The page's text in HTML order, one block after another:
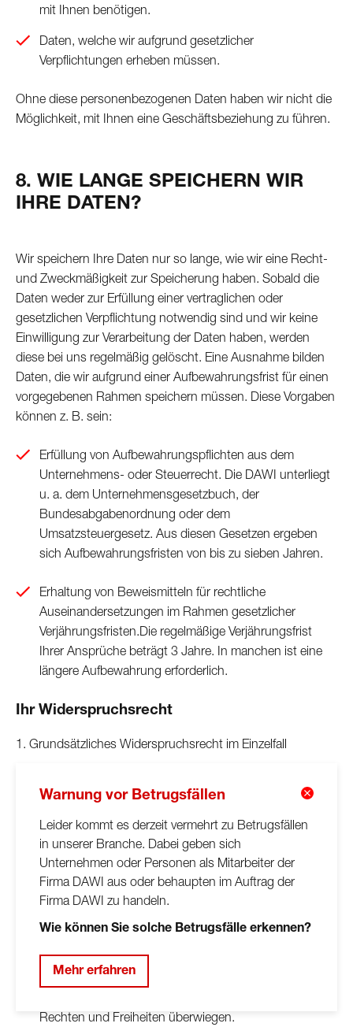
mit Ihnen benötigen.
Daten, welche wir aufgrund gesetzlicher
Verpflichtungen erheben müssen.
Ohne diese personenbezogenen Daten haben wir nicht die
Möglichkeit, mit Ihnen eine Geschäftsbeziehung zu führen.
8. WIE LANGE SPEICHERN WIR
IHRE DATEN?
Wir speichern Ihre Daten nur so lange, wie wir eine Recht-
und Zweckmäßigkeit zur Speicherung haben. Sobald die
Daten weder zur Erfüllung einer vertraglichen oder
gesetzlichen Verpflichtung notwendig sind und wir keine
Einwilligung zur Verarbeitung der Daten haben, werden
diese bei uns regelmäßig gelöscht. Eine Ausnahme bilden
Daten, die wir aufgrund einer Aufbewahrungsfrist für einen
vorgegebenen Rahmen speichern müssen. Diese Vorgaben
können z. B. sein:
Erfüllung von Aufbewahrungspflichten aus dem
Unternehmens- oder Steuerrecht. Die DAWI unterliegt
u. a. dem Unternehmensgesetzbuch, der
Bundesabgabenordnung oder dem
Umsatzsteuergesetz. Aus diesen Gesetzen ergeben
sich Aufbewahrungsfristen von bis zu sieben Jahren.
Erhaltung von Beweismitteln für rechtliche
Auseinandersetzungen im Rahmen gesetzlicher
Verjährungsfristen.Die regelmäßige Verjährungsfrist
Ihrer Ansprüche beträgt 3 Jahre. In manchen ist eine
längere Aufbewahrung erforderlich.
Ihr Widerspruchsrecht
1. Grundsätzliches Widerspruchsrecht im Einzelfall
Sie haben stets das Recht ohne Angabe von Gründen
gegen die Verarbeitung Ihrer personenbezogenen Daten
Widerspruch einzulegen. Dies gilt dann, wenn die
Datenverarbeitung im öffentlichen Interesse (das können z.
B. wissenschaftliche oder historische Forschungszwecke
sein) oder auf Grundlage einer Interessenabwägung erfolgt.
Wenn Sie widersprechen, werden wir Ihre Daten nicht
Rechten und Freiheiten überwiegen.
Warnung vor Betrugsfällen
Leider kommt es derzeit vermehrt zu Betrugsfällen
in unserer Branche. Dabei geben sich
Unternehmen oder Personen als Mitarbeiter der
Firma DAWI aus oder behaupten im Auftrag der
Firma DAWI zu handeln.
Wie können Sie solche Betrugsfälle erkennen?
Mehr erfahren